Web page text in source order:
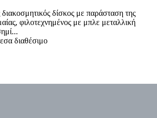
δίσκος με παράσταση της
φιλοτεχνημένος με μπλε μεταλλική
διαθέσιμο